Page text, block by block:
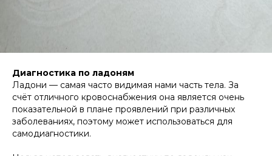
Диагностика по ладоням
Ладони — самая часто видимая нами часть тела. За
счёт отличного кровоснабжения она является очень
показательной в плане проявлений при различных
заболеваниях, поэтому может использоваться для
самодиагностики.